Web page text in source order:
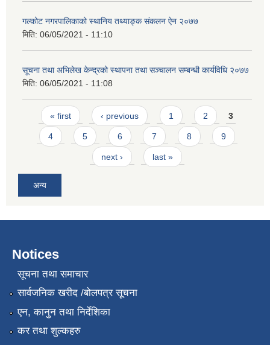
गल्कोट नगरपालिकाको स्थानिय तथ्याङ्क संकलन ऐन २०७७
मिति: 06/05/2021 - 11:10
सूचना तथा अभिलेख केन्द्रको स्थापना तथा सञ्चालन सम्बन्धी कार्यविधि २०७७
मिति: 06/05/2021 - 11:08
Pages
« first ‹ previous 1 2 3
4 5 6 7 8 9
next › last »
अन्य
Notices
सूचना तथा समाचार
सार्वजनिक खरीद /बोलपत्र सूचना
एन, कानुन तथा निर्देशिका
कर तथा शुल्कहरु